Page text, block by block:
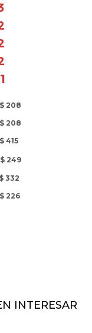
$ 208
$ 208
$ 415
$ 249
$ 332
$ 226
INTERESAR